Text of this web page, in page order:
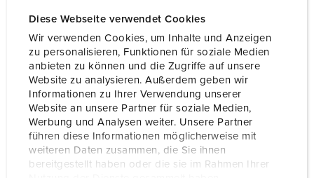
Diese Webseite verwendet Cookies
Wir verwenden Cookies, um Inhalte und Anzeigen
zu personalisieren, Funktionen für soziale Medien
anbieten zu können und die Zugriffe auf unsere
Website zu analysieren. Außerdem geben wir
Informationen zu Ihrer Verwendung unserer
Website an unsere Partner für soziale Medien,
Werbung und Analysen weiter. Unsere Partner
führen diese Informationen möglicherweise mit
weiteren Daten zusammen, die Sie ihnen
bereitgestellt haben oder die sie im Rahmen Ihrer
Poles 4 p
Voltage 500 V
Clock position 7 h
Hertz 50-60 Hz
Connection technology Screw terminals